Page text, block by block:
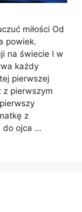
miłości Od
powiek.
na świecie I w
każdy
pierwszej
z pierwszym
z
do ojca …